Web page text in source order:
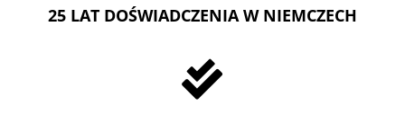
25 LAT DOŚWIADCZENIA W NIEMCZECH
